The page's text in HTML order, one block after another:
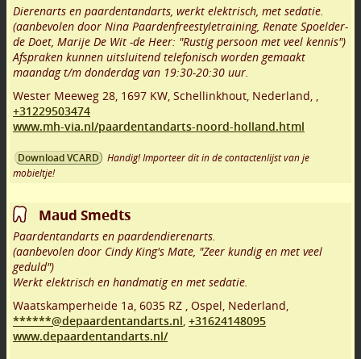
Dierenarts en paardentandarts, werkt elektrisch, met sedatie.
(aanbevolen door Nina Paardenfreestyletraining, Renate Spoelder-
de Doet, Marije De Wit -de Heer: "Rustig persoon met veel kennis")
Afspraken kunnen uitsluitend telefonisch worden gemaakt
maandag t/m donderdag van 19:30-20:30 uur.
Wester Meeweg 28 1697 KW Schellinkhout Nederland,
+31229503474
www.mh-via.nl/paardentandarts-noord-holland.html
Download VCARD
Handig! Importeer dit in de contactenlijst van je
mobieltje!
Maud Smedts
Paardentandarts en paardendierenarts.
(aanbevolen door Cindy King's Mate, "Zeer kundig en met veel
geduld")
Werkt elektrisch en handmatig en met sedatie.
Waatskamperheide 1a 6035 RZ Ospel Nederland,
******@depaardentandarts.nl +31624148095
www.depaardentandarts.nl/